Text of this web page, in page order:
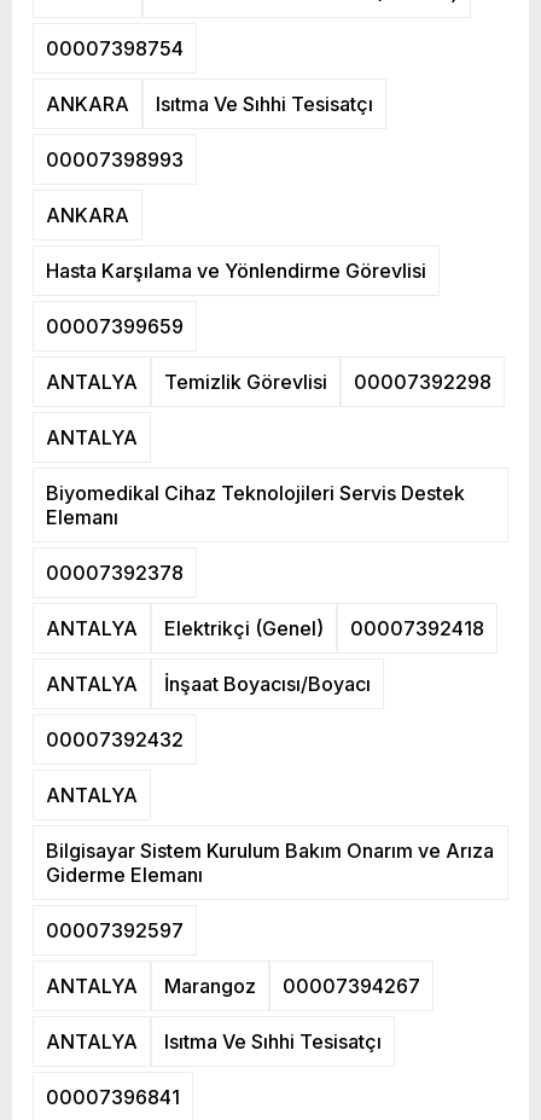
00007398754
ANKARA Isıtma Ve Sıhhi Tesisatçı
00007398993
ANKARA
Hasta Karşılama ve Yönlendirme Görevlisi
00007399659
ANTALYA Temizlik Görevlisi 00007392298
ANTALYA
Biyomedikal Cihaz Teknolojileri Servis Destek
Elemanı
00007392378
ANTALYA Elektrikçi (Genel) 00007392418
ANTALYA İnşaat Boyacısı/Boyacı
00007392432
ANTALYA
Bilgisayar Sistem Kurulum Bakım Onarım ve Arıza
Giderme Elemanı
00007392597
ANTALYA Marangoz 00007394267
ANTALYA Isıtma Ve Sıhhi Tesisatçı
00007396841